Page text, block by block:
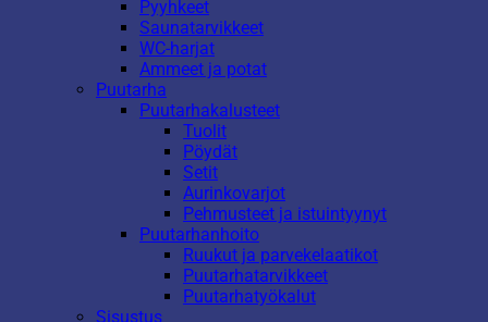
Pyyhkeet
Saunatarvikkeet
WC-harjat
Ammeet ja potat
Puutarha
Puutarhakalusteet
Tuolit
Pöydät
Setit
Aurinkovarjot
Pehmusteet ja istuintyynyt
Puutarhanhoito
Ruukut ja parvekelaatikot
Puutarhatarvikkeet
Puutarhatyökalut
Sisustus